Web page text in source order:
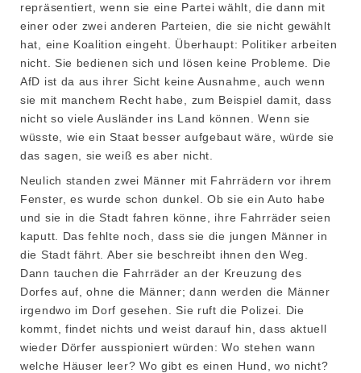
repräsentiert, wenn sie eine Partei wählt, die dann mit
einer oder zwei anderen Parteien, die sie nicht gewählt
hat, eine Koalition eingeht. Überhaupt: Politiker arbeiten
nicht. Sie bedienen sich und lösen keine Probleme. Die
AfD ist da aus ihrer Sicht keine Ausnahme, auch wenn
sie mit manchem Recht habe, zum Beispiel damit, dass
nicht so viele Ausländer ins Land können. Wenn sie
wüsste, wie ein Staat besser aufgebaut wäre, würde sie
das sagen, sie weiß es aber nicht.
Neulich standen zwei Männer mit Fahrrädern vor ihrem
Fenster, es wurde schon dunkel. Ob sie ein Auto habe
und sie in die Stadt fahren könne, ihre Fahrräder seien
kaputt. Das fehlte noch, dass sie die jungen Männer in
die Stadt fährt. Aber sie beschreibt ihnen den Weg.
Dann tauchen die Fahrräder an der Kreuzung des
Dorfes auf, ohne die Männer; dann werden die Männer
irgendwo im Dorf gesehen. Sie ruft die Polizei. Die
kommt, findet nichts und weist darauf hin, dass aktuell
wieder Dörfer ausspioniert würden: Wo stehen wann
welche Häuser leer? Wo gibt es einen Hund, wo nicht?